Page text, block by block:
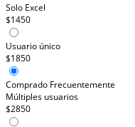
Solo Excel
$1450
Usuario único
$1850
Comprado Frecuentemente
Múltiples usuarios
$2850